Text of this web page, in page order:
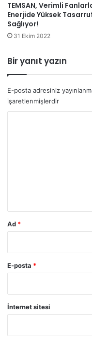
TEMSAN, Verimli
Enerjide Yüksek
Sağlıyor!
31 Ekim 2022
Bir yanıt yazın
E-posta adresiniz
işaretlenmişlerdir
Ad *
E-posta *
İnternet sitesi